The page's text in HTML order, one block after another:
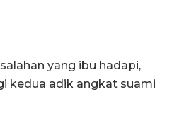
yang ibu hadapi,
kedua adik angkat suami